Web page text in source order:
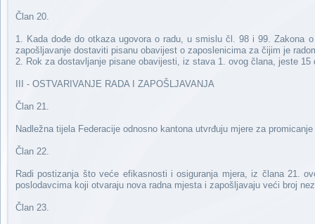
Član 20.
1. Kada dođe do otkaza ugovora o radu, u smislu čl. 98 i 99. Zakona
zapošljavanje dostaviti pisanu obavijest o zaposlenicima za čijim je
2. Rok za dostavljanje pisane obavijesti, iz stava 1. ovog člana, jeste 15
III - OSTVARIVANJE RADA I ZAPOŠLJAVANJA
Član 21.
Nadležna tijela Federacije odnosno kantona utvrđuju mjere za
Član 22.
Radi postizanja što veće efikasnosti i osiguranja mjera, iz člana 21.
poslodavcima koji otvaraju nova radna mjesta i zapošljavaju veći broj
Član 23.